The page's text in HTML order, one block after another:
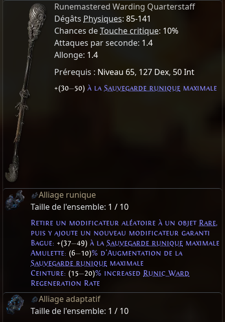
Runemastered Warding Quarterstaff
Dégâts Physiques: 85-141
Chances deTouche critique: 10%
Attaques par seconde: 1.4
Allonge: 1.4
Prérequis : Niveau 65, 127 Dex, 50 Int
+(30—50) à la Sauvegarde runique maximale
Alliage runique
Taille de l'ensemble: 1 / 10
Retire un modificateur aléatoire à un objet Rare,
puis y ajoute un nouveau modificateur garanti
Bague: +(37—49) à la Sauvegarde runique maximale
Amulette: (6—10)% d'Augmentation de la
Sauvegarde runique maximale
Ceinture: (15—20)% increased Runic Ward
Regeneration Rate
Alliage adaptatif
Taille de l'ensemble: 1 / 10